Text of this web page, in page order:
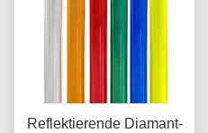
Reflektierende Diamant-